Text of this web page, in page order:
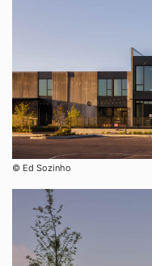
©︎ Ed Sozinho